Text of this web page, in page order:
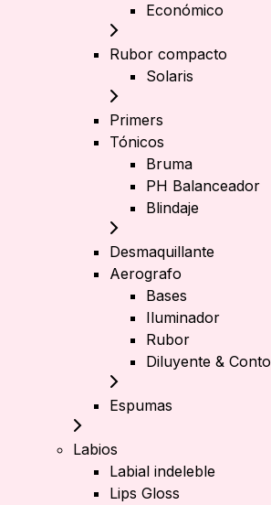
Económico
Rubor compacto
Solaris
Primers
Tónicos
Bruma
PH Balanceador
Blindaje
Desmaquillante
Aerografo
Bases
Iluminador
Rubor
Diluyente &
Espumas
Labios
Labial indeleble
Lips Gloss